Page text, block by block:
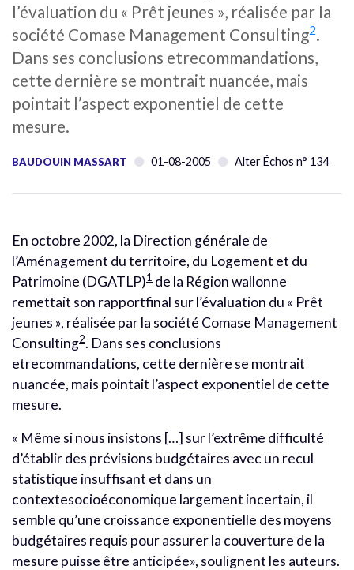
l’évaluation du « Prêt jeunes », réalisée par la
société Comase Management Consulting2.
Dans ses conclusions etrecommandations,
cette dernière se montrait nuancée, mais
pointait l’aspect exponentiel de cette
mesure.
BAUDOUIN MASSART 01-08-2005 Alter Échos n° 134
En octobre 2002, la Direction générale de
l’Aménagement du territoire, du Logement et du
Patrimoine (DGATLP)1 de la Région wallonne
remettait son rapportfinal sur l’évaluation du « Prêt
jeunes », réalisée par la société Comase Management
Consulting2. Dans ses conclusions
etrecommandations, cette dernière se montrait
nuancée, mais pointait l’aspect exponentiel de cette
mesure.
« Même si nous insistons […] sur l’extrême difficulté
d’établir des prévisions budgétaires avec un recul
statistique insuffisant et dans un
contextesocioéconomique largement incertain, il
semble qu’une croissance exponentielle des moyens
budgétaires requis pour assurer la couverture de la
mesure puisse être anticipée», soulignent les auteurs.